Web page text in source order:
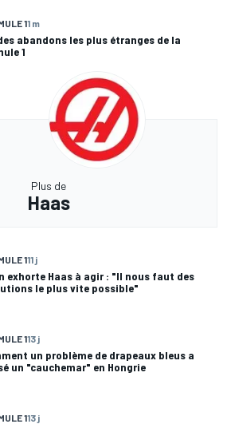
11 m
abandons les plus étranges de la
1
Plus de
Haas
111 j
exhorte Haas à agir : "Il nous faut des
le plus vite possible"
113 j
un problème de drapeaux bleus a
un "cauchemar" en Hongrie
113 j